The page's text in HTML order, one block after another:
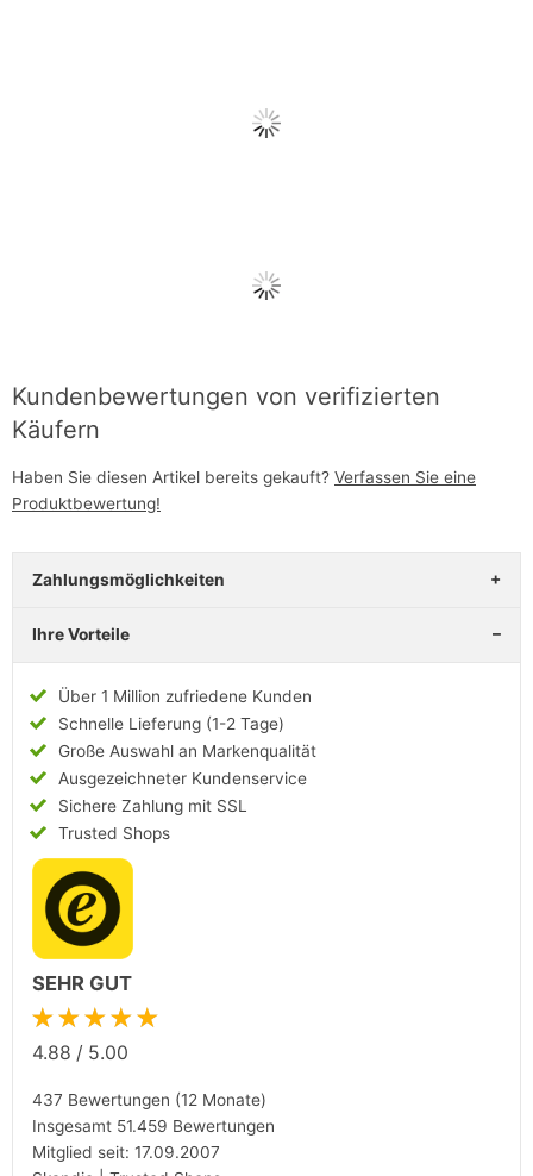
Kundenbewertungen von verifizierten
Käufern
Haben Sie diesen Artikel bereits gekauft? Verfassen Sie eine
Produktbewertung!
Zahlungsmöglichkeiten
Ihre Vorteile
Über 1 Million zufriedene Kunden
Schnelle Lieferung (1-2 Tage)
Große Auswahl an Markenqualität
Ausgezeichneter Kundenservice
Sichere Zahlung mit SSL
Trusted Shops
SEHR GUT
★★★★★
4.88 / 5.00
437 Bewertungen (12 Monate)
Insgesamt 51.459 Bewertungen
Mitglied seit: 17.09.2007